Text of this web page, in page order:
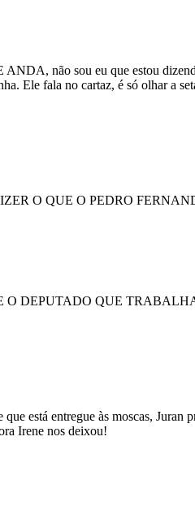
não sou eu que estou
Ele fala no cartaz, é só olhar
O QUE O PEDRO
DEPUTADO QUE
está entregue às moscas,
Irene nos deixou!